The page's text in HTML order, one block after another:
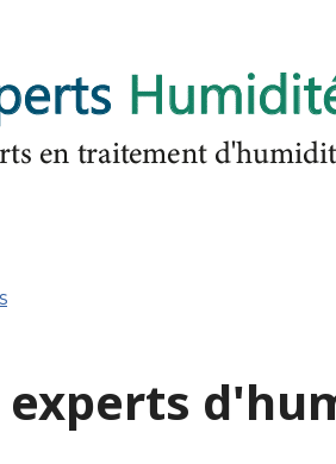
experts